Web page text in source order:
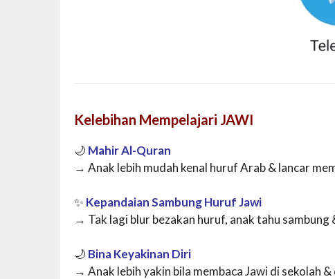
Kelebihan Mempelajari JAWI
🌙 Mahir Al-Quran
→ Anak lebih mudah kenal huruf Arab & lancar
✨ Kepandaian Sambung Huruf Jawi
→ Tak lagi blur bezakan huruf, anak tahu sambung
🌙 Bina Keyakinan Diri
→ Anak lebih yakin bila membaca Jawi di sekolah